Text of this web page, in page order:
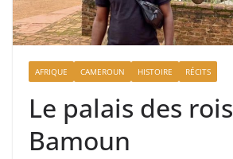
AFRIQUE CAMEROUN HISTOIRE RÉCITS
Le palais des rois
Bamoun